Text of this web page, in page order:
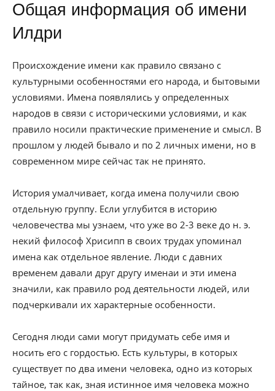
Общая информация об имени
Илдри
Происхождение имени как правило связано с
культурными особенностями его народа, и бытовыми
условиями. Имена появлялись у определенных
народов в связи с историческими условиями, и как
правило носили практические применение и смысл. В
прошлом у людей бывало и по 2 личных имени, но в
современном мире сейчас так не принято.
История умалчивает, когда имена получили свою
отдельную группу. Если углубится в историю
человечества мы узнаем, что уже во 2-3 веке до н. э.
некий философ Хрисипп в своих трудах упоминал
имена как отдельное явление. Люди с давних
временем давали друг другу именаи и эти имена
значили, как правило род деятельности людей, или
подчеркивали их характерные особенности.
Сегодня люди сами могут придумать себе имя и
носить его с гордостью. Есть культуры, в которых
существует по два имени человека, одно из которых
тайное, так как, зная истинное имя человека можно